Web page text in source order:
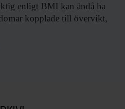
enligt BMI kan ändå ha
kopplade till övervikt,